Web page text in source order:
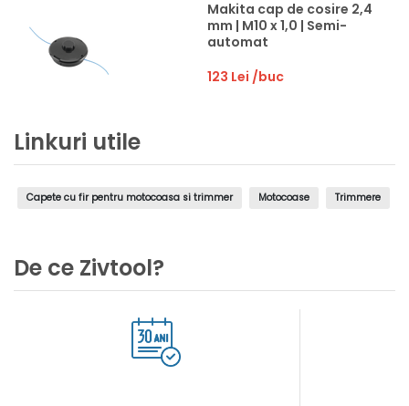
Makita cap de cosire 2,4
mm | M10 x 1,0 | Semi-
automat
123 Lei /buc
Linkuri utile
Capete cu fir pentru motocoasa si trimmer Motocoase Trimmere
De ce Zivtool?